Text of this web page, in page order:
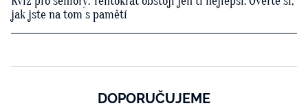
jak jste na tom s pamětí
DOPORUČUJEME